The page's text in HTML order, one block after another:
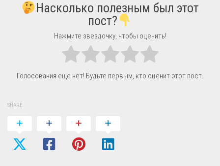
Насколько полезным был этот
пост?
Нажмите звездочку, чтобы оценить!
Голосования еще нет! Будьте первым, кто оценит этот пост.
SHARE